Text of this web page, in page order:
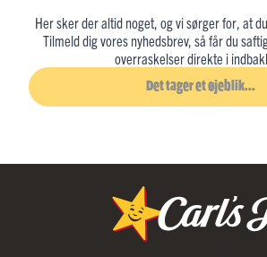
Her sker der altid noget, og vi sørger for, at
Tilmeld dig vores nyhedsbrev, så får du
overraskelser direkte i
Det tager et øjeblik...